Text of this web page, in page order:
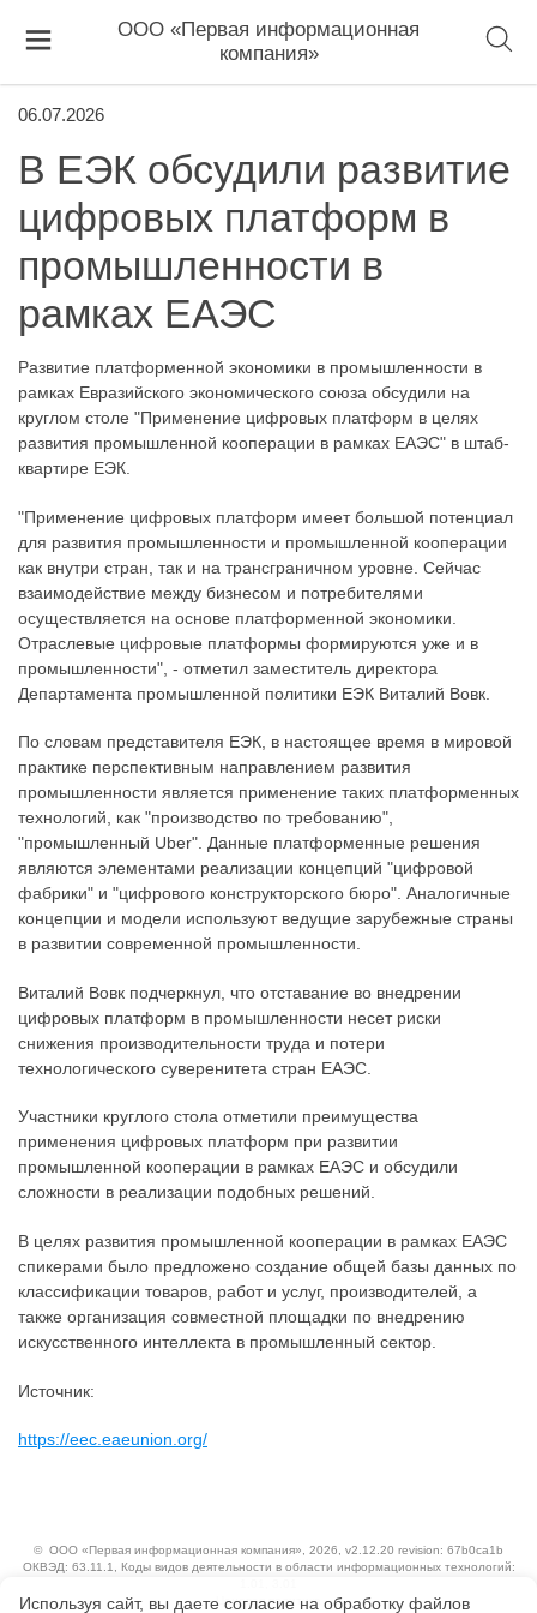
ООО «Первая информационная
компания»
06.07.2026
В ЕЭК обсудили развитие
цифровых платформ в
промышленности в
рамках ЕАЭС
Развитие платформенной экономики в промышленности в
рамках Евразийского экономического союза обсудили на
круглом столе "Применение цифровых платформ в целях
развития промышленной кооперации в рамках ЕАЭС" в штаб-
квартире ЕЭК.
"Применение цифровых платформ имеет большой потенциал
для развития промышленности и промышленной кооперации
как внутри стран, так и на трансграничном уровне. Сейчас
взаимодействие между бизнесом и потребителями
осуществляется на основе платформенной экономики.
Отраслевые цифровые платформы формируются уже и в
промышленности", - отметил заместитель директора
Департамента промышленной политики ЕЭК Виталий Вовк.
По словам представителя ЕЭК, в настоящее время в мировой
практике перспективным направлением развития
промышленности является применение таких платформенных
технологий, как "производство по требованию",
"промышленный Uber". Данные платформенные решения
являются элементами реализации концепций "цифровой
фабрики" и "цифрового конструкторского бюро". Аналогичные
концепции и модели используют ведущие зарубежные страны
в развитии современной промышленности.
Виталий Вовк подчеркнул, что отставание во внедрении
цифровых платформ в промышленности несет риски
снижения производительности труда и потери
технологического суверенитета стран ЕАЭС.
Участники круглого стола отметили преимущества
применения цифровых платформ при развитии
промышленной кооперации в рамках ЕАЭС и обсудили
сложности в реализации подобных решений.
В целях развития промышленной кооперации в рамках ЕАЭС
спикерами было предложено создание общей базы данных по
классификации товаров, работ и услуг, производителей, а
также организация совместной площадки по внедрению
искусственного интеллекта в промышленный сектор.
Источник:
https://eec.eaeunion.org/
© ООО «Первая информационная компания» , 2026, v2.12.20 revision: 67b0ca1b
ОКВЭД: 63.11.1, Коды видов деятельности в области информационных технологий:
Ценовая политика
Используя сайт, вы даете согласие на обработку файлов